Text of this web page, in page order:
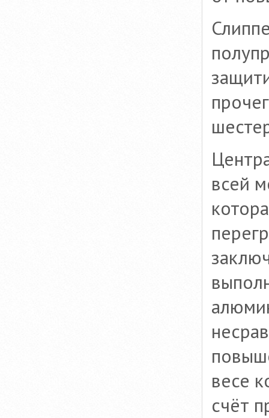
всей
весе
счёт